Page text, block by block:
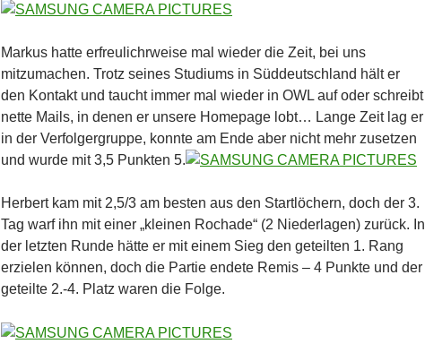
Markus hatte erfreulichrweise mal wieder die Zeit, bei uns
mitzumachen. Trotz seines Studiums in Süddeutschland hält er
den Kontakt und taucht immer mal wieder in OWL auf oder schreibt
nette Mails, in denen er unsere Homepage lobt… Lange Zeit lag er
in der Verfolgergruppe, konnte am Ende aber nicht mehr zusetzen
und wurde mit 3,5 Punkten 5.
Herbert kam mit 2,5/3 am besten aus den Startlöchern, doch der 3.
Tag warf ihn mit einer „kleinen Rochade“ (2 Niederlagen) zurück. In
der letzten Runde hätte er mit einem Sieg den geteilten 1. Rang
erzielen können, doch die Partie endete Remis – 4 Punkte und der
geteilte 2.-4. Platz waren die Folge.